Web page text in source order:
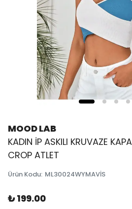
MOOD LAB
KADIN İP ASKILI KRUVAZE
CROP ATLET
Ürün Kodu: ML30024WYMAVİS
₺ 199.00